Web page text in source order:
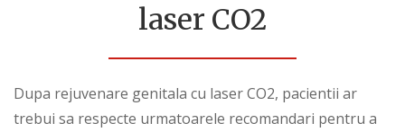
laser CO2
Dupa rejuvenare genitala cu laser CO2, pacientii ar
trebui sa respecte urmatoarele recomandari pentru a